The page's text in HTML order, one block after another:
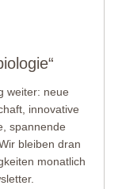
weiter: neue
innovative
spannende
bleiben dran
monatlich